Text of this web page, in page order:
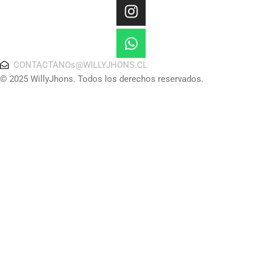
CONTACTANOs@WILLYJHONS.CL
© 2025 WillyJhons. Todos los derechos reservados.